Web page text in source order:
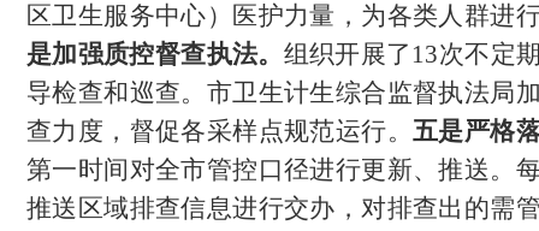
区卫生服务中心）医护力量， 为各类人群进
是加强质控督查执法。 组织开展了 13次不定
导检查和巡查。市卫生计生综合监督执法局
查力度，督促各采样点规范运行。 五是严格
第一时间对全市管控口径进行更新、推送。
推送区域排查信息进行交办，对排查出的需